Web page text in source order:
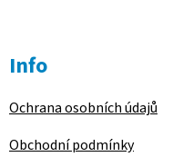
Info
Ochrana osobních údajů
Obchodní podmínky